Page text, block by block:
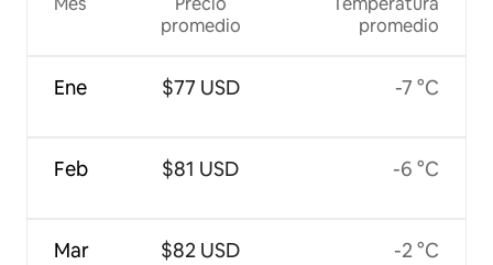
Ene
Feb
Mar
promedio
$77 USD
$81 USD
$82 USD
promedio
-7 °C
-6 °C
-2 °C